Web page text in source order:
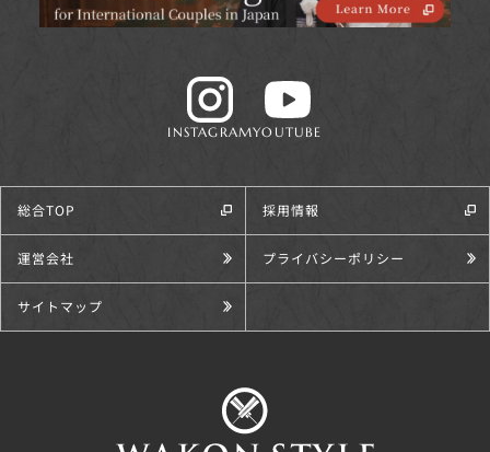
INSTAGRAMYOUTUBE
総合TOP 採用情報
運営会社 プライバシーポリシー
サイトマップ